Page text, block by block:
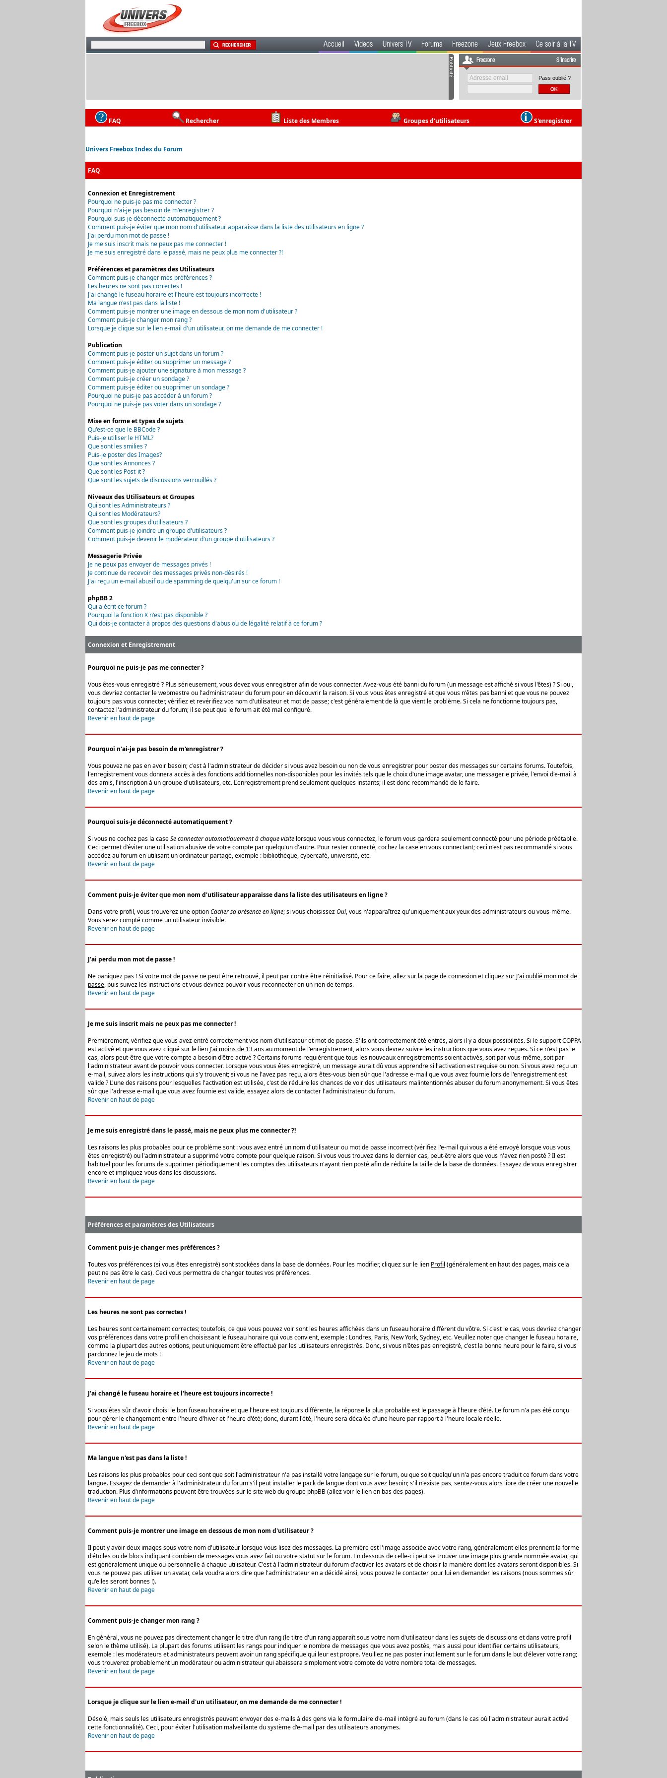
Accueil Videos Univers TV Forums Freezone Jeux Freebox Ce soir à la TV
Freezone S'inscrire
Pass oublié ?
FAQ Rechercher Liste des Membres Groupes d'utilisateurs S'enregistrer
Univers Freebox Index du Forum
FAQ
Connexion et Enregistrement
Pourquoi ne puis-je pas me connecter ?
Pourquoi n'ai-je pas besoin de m'enregistrer ?
Pourquoi suis-je déconnecté automatiquement ?
Comment puis-je éviter que mon nom d'utilisateur apparaisse dans la liste des utilisateurs en ligne ?
J'ai perdu mon mot de passe !
Je me suis inscrit mais ne peux pas me connecter !
Je me suis enregistré dans le passé, mais ne peux plus me connecter ?!
Préférences et paramètres des Utilisateurs
Comment puis-je changer mes préférences ?
Les heures ne sont pas correctes !
J'ai changé le fuseau horaire et l'heure est toujours incorrecte !
Ma langue n'est pas dans la liste !
Comment puis-je montrer une image en dessous de mon nom d'utilisateur ?
Comment puis-je changer mon rang ?
Lorsque je clique sur le lien e-mail d'un utilisateur, on me demande de me connecter !
Publication
Comment puis-je poster un sujet dans un forum ?
Comment puis-je éditer ou supprimer un message ?
Comment puis-je ajouter une signature à mon message ?
Comment puis-je créer un sondage ?
Comment puis-je éditer ou supprimer un sondage ?
Pourquoi ne puis-je pas accéder à un forum ?
Pourquoi ne puis-je pas voter dans un sondage ?
Mise en forme et types de sujets
Qu'est-ce que le BBCode ?
Puis-je utiliser le HTML?
Que sont les smilies ?
Puis-je poster des Images?
Que sont les Annonces ?
Que sont les Post-it ?
Que sont les sujets de discussions verrouillés ?
Niveaux des Utilisateurs et Groupes
Qui sont les Administrateurs ?
Qui sont les Modérateurs?
Que sont les groupes d'utilisateurs ?
Comment puis-je joindre un groupe d'utilisateurs ?
Comment puis-je devenir le modérateur d'un groupe d'utilisateurs ?
Messagerie Privée
Je ne peux pas envoyer de messages privés !
Je continue de recevoir des messages privés non-désirés !
J'ai reçu un e-mail abusif ou de spamming de quelqu'un sur ce forum !
phpBB 2
Qui a écrit ce forum ?
Pourquoi la fonction X n'est pas disponible ?
Qui dois-je contacter à propos des questions d'abus ou de légalité relatif à ce forum ?
Connexion et Enregistrement
Pourquoi ne puis-je pas me connecter ?
Vous êtes-vous enregistré ? Plus sérieusement, vous devez vous enregistrer afin de vous connecter. Avez-vous été banni du forum (un message est affiché si vous l'êtes) ? Si oui,
vous devriez contacter le webmestre ou l'administrateur du forum pour en découvrir la raison. Si vous vous êtes enregistré et que vous n'êtes pas banni et que vous ne pouvez
toujours pas vous connecter, vérifiez et revérifiez vos nom d'utilisateur et mot de passe; c'est généralement de là que vient le problème. Si cela ne fonctionne toujours pas,
contactez l'administrateur du forum; il se peut que le forum ait été mal configuré.
Revenir en haut de page
Pourquoi n'ai-je pas besoin de m'enregistrer ?
Vous pouvez ne pas en avoir besoin; c'est à l'administrateur de décider si vous avez besoin ou non de vous enregistrer pour poster des messages sur certains forums. Toutefois,
l'enregistrement vous donnera accès à des fonctions additionnelles non-disponibles pour les invités tels que le choix d'une image avatar, une messagerie privée, l'envoi d'e-mail à
des amis, l'inscription à un groupe d'utilisateurs, etc. L'enregistrement prend seulement quelques instants; il est donc recommandé de le faire.
Revenir en haut de page
Pourquoi suis-je déconnecté automatiquement ?
Si vous ne cochez pas la caseSe connecter automatiquement à chaque visite lorsque vous vous connectez, le forum vous gardera seulement connecté pour une période préétablie.
Ceci permet d'éviter une utilisation abusive de votre compte par quelqu'un d'autre. Pour rester connecté, cochez la case en vous connectant; ceci n'est pas recommandé si vous
accédez au forum en utilisant un ordinateur partagé, exemple : bibliothèque, cybercafé, université, etc.
Revenir en haut de page
Comment puis-je éviter que mon nom d'utilisateur apparaisse dans la liste des utilisateurs en ligne ?
Dans votre profil, vous trouverez une optionCacher sa présence en ligne; si vous choisissezOui, vous n'apparaîtrez qu'uniquement aux yeux des administrateurs ou vous-même.
Vous serez compté comme un utilisateur invisible.
Revenir en haut de page
J'ai perdu mon mot de passe !
Ne paniquez pas ! Si votre mot de passe ne peut être retrouvé, il peut par contre être réinitialisé. Pour ce faire, allez sur la page de connexion et cliquez sur J'ai oublié mon mot de
passe, puis suivez les instructions et vous devriez pouvoir vous reconnecter en un rien de temps.
Revenir en haut de page
Je me suis inscrit mais ne peux pas me connecter !
Premièrement, vérifiez que vous avez entré correctement vos nom d'utilisateur et mot de passe. S'ils ont correctement été entrés, alors il y a deux possibilités. Si le support COPPA
est activé et que vous avez cliqué sur le lien J'ai moins de 13 ansau moment de l'enregistrement, alors vous devrez suivre les instructions que vous avez reçues. Si ce n'est pas le
cas, alors peut-être que votre compte a besoin d'être activé ? Certains forums requièrent que tous les nouveaux enregistrements soient activés, soit par vous-même, soit par
l'administrateur avant de pouvoir vous connecter. Lorsque vous vous êtes enregistré, un message aurait dû vous apprendre si l'activation est requise ou non. Si vous avez reçu un
e-mail, suivez alors les instructions qui s'y trouvent; si vous ne l'avez pas reçu, alors êtes-vous bien sûr que l'adresse e-mail que vous avez fournie lors de l'enregistrement est
valide ? L'une des raisons pour lesquelles l'activation est utilisée, c'est de réduire les chances de voir des utilisateurs malintentionnés abuser du forum anonymement. Si vous êtes
sûr que l'adresse e-mail que vous avez fournie est valide, essayez alors de contacter l'administrateur du forum.
Revenir en haut de page
Je me suis enregistré dans le passé, mais ne peux plus me connecter ?!
Les raisons les plus probables pour ce problème sont : vous avez entré un nom d'utilisateur ou mot de passe incorrect (vérifiez l'e-mail qui vous a été envoyé lorsque vous vous
êtes enregistré) ou l'administrateur a supprimé votre compte pour quelque raison. Si vous vous trouvez dans le dernier cas, peut-être alors que vous n'avez rien posté ? Il est
habituel pour les forums de supprimer périodiquement les comptes des utilisateurs n'ayant rien posté afin de réduire la taille de la base de données. Essayez de vous enregistrer
encore et impliquez-vous dans les discussions.
Revenir en haut de page
Préférences et paramètres des Utilisateurs
Comment puis-je changer mes préférences ?
Toutes vos préférences (si vous êtes enregistré) sont stockées dans la base de données. Pour les modifier, cliquez sur le lien Profil (généralement en haut des pages, mais cela
peut ne pas être le cas). Ceci vous permettra de changer toutes vos préférences.
Revenir en haut de page
Les heures ne sont pas correctes !
Les heures sont certainement correctes; toutefois, ce que vous pouvez voir sont les heures affichées dans un fuseau horaire différent du vôtre. Si c'est le cas, vous devriez changer
vos préférences dans votre profil en choisissant le fuseau horaire qui vous convient, exemple : Londres, Paris, New York, Sydney, etc. Veuillez noter que changer le fuseau horaire,
comme la plupart des autres options, peut uniquement être effectué par les utilisateurs enregistrés. Donc, si vous n'êtes pas enregistré, c'est la bonne heure pour le faire, si vous
pardonnez le jeu de mots !
Revenir en haut de page
J'ai changé le fuseau horaire et l'heure est toujours incorrecte !
Si vous êtes sûr d'avoir choisi le bon fuseau horaire et que l'heure est toujours différente, la réponse la plus probable est le passage à l'heure d'été. Le forum n'a pas été conçu
pour gérer le changement entre l'heure d'hiver et l'heure d'été; donc, durant l'été, l'heure sera décalée d'une heure par rapport à l'heure locale réelle.
Revenir en haut de page
Ma langue n'est pas dans la liste !
Les raisons les plus probables pour ceci sont que soit l'administrateur n'a pas installé votre langage sur le forum, ou que soit quelqu'un n'a pas encore traduit ce forum dans votre
langue. Essayez de demander à l'administrateur du forum s'il peut installer le pack de langue dont vous avez besoin; s'il n'existe pas, sentez-vous alors libre de créer une nouvelle
traduction. Plus d'informations peuvent être trouvées sur le site web du groupe phpBB (allez voir le lien en bas des pages).
Revenir en haut de page
Comment puis-je montrer une image en dessous de mon nom d'utilisateur ?
Il peut y avoir deux images sous votre nom d'utilisateur lorsque vous lisez des messages. La première est l'image associée avec votre rang, généralement elles prennent la forme
d'étoiles ou de blocs indiquant combien de messages vous avez fait ou votre statut sur le forum. En dessous de celle-ci peut se trouver une image plus grande nommée avatar, qui
est généralement unique ou personnelle à chaque utilisateur. C'est à l'administrateur du forum d'activer les avatars et de choisir la manière dont les avatars seront disponibles. Si
vous ne pouvez pas utiliser un avatar, cela voudra alors dire que l'administrateur en a décidé ainsi, vous pouvez le contacter pour lui en demander les raisons (nous sommes sûr
qu'elles seront bonnes !).
Revenir en haut de page
Comment puis-je changer mon rang ?
En général, vous ne pouvez pas directement changer le titre d'un rang (le titre d'un rang apparaît sous votre nom d'utilisateur dans les sujets de discussions et dans votre profil
selon le thème utilisé). La plupart des forums utilisent les rangs pour indiquer le nombre de messages que vous avez postés, mais aussi pour identifier certains utilisateurs,
exemple : les modérateurs et administrateurs peuvent avoir un rang spécifique qui leur est propre. Veuillez ne pas poster inutilement sur le forum dans le but d'élever votre rang;
vous trouverez probablement un modérateur ou administrateur qui abaissera simplement votre compte de votre nombre total de messages.
Revenir en haut de page
Lorsque je clique sur le lien e-mail d'un utilisateur, on me demande de me connecter !
Désolé, mais seuls les utilisateurs enregistrés peuvent envoyer des e-mails à des gens via le formulaire d'e-mail intégré au forum (dans le cas où l'administrateur aurait activé
cette fonctionnalité). Ceci, pour éviter l'utilisation malveillante du système d'e-mail par des utilisateurs anonymes.
Revenir en haut de page